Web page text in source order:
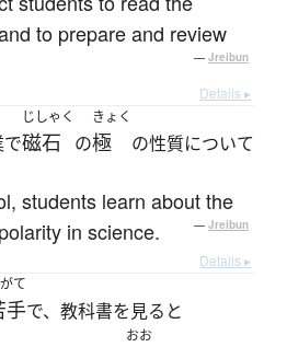
to prepare and review
— Jreibun
Details ▸
じしゃく
磁石 の
きょく
極
の性質について
students learn about the
in science.
— Jreibun
Details ▸
て
手で、教科書を見ると
おお